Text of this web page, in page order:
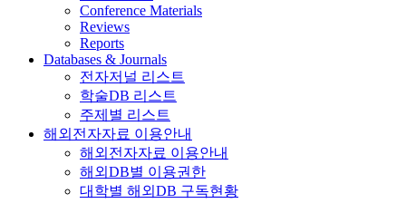
Conference Materials
Reviews
Reports
Databases & Journals
전자저널 리스트
학술DB 리스트
주제별 리스트
해외전자자료 이용안내
해외전자자료 이용안내
해외DB별 이용권한
대학별 해외DB 구독현황